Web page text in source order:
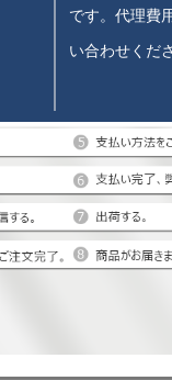
です。代理費
い合わせくだ